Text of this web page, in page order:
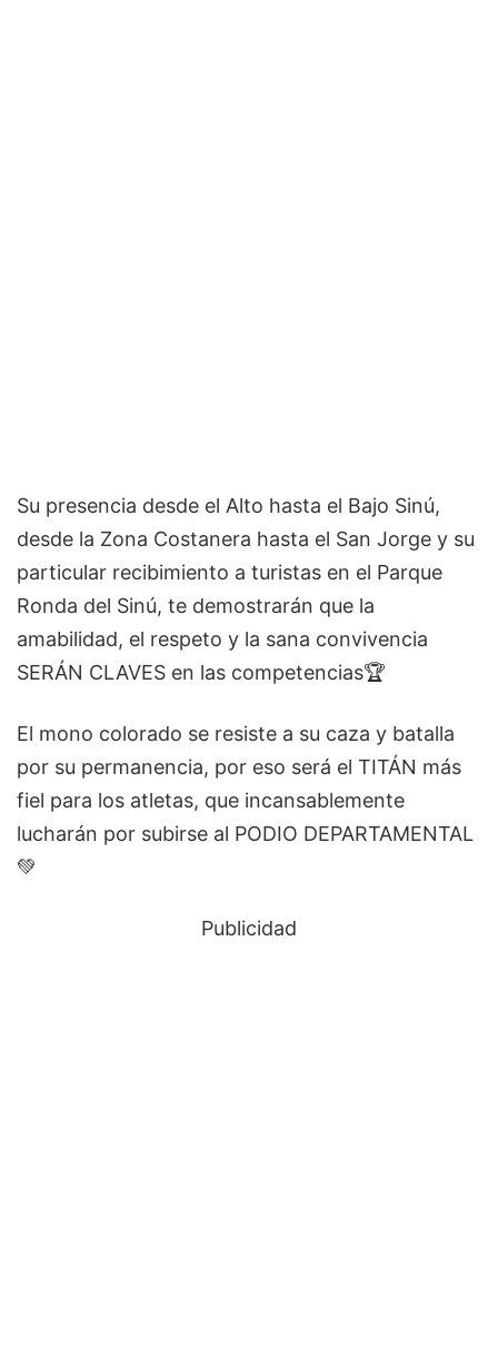
Su presencia desde el Alto hasta el Bajo Sinú,
desde la Zona Costanera hasta el San Jorge y su
particular recibimiento a turistas en el Parque
Ronda del Sinú, te demostrarán que la
amabilidad, el respeto y la sana convivencia
SERÁN CLAVES en las competencias🏆
El mono colorado se resiste a su caza y batalla
por su permanencia, por eso será el TITÁN más
fiel para los atletas, que incansablemente
lucharán por subirse al PODIO DEPARTAMENTAL
💚
Publicidad